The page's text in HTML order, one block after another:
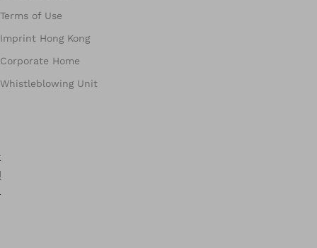
Terms of Use
Imprint Hong Kong
Corporate Home
Whistleblowing Unit